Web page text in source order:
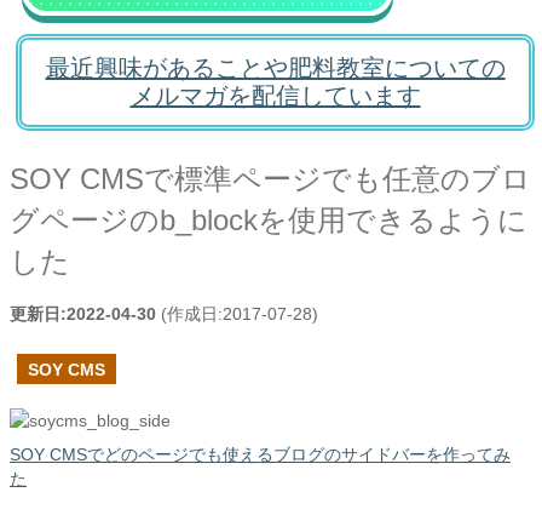
最近興味があることや肥料教室についての
メルマガを配信しています
SOY CMSで標準ページでも任意のブロ
グページのb_blockを使用できるように
した
更新日:2022-04-30 (作成日:2017-07-28)
SOY CMS
SOY CMSでどのページでも使えるブログのサイドバーを作ってみ
た